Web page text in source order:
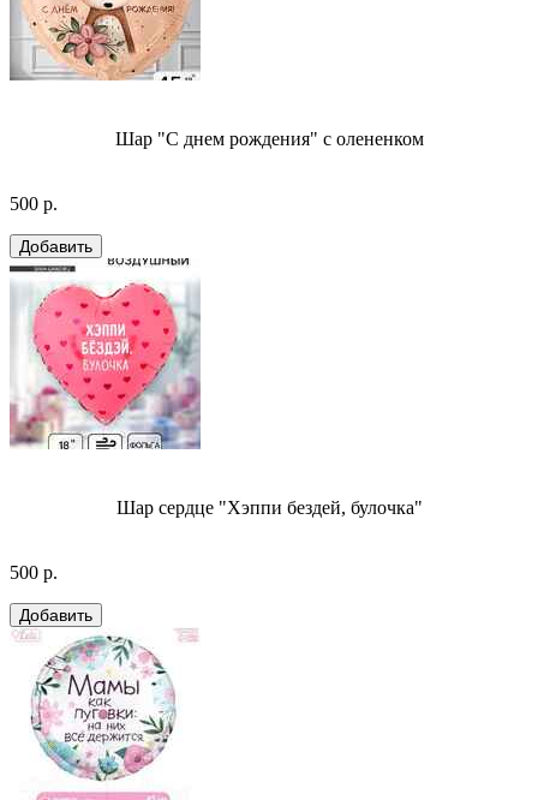
Шар "С днем рождения" с олененком
500 р.
Шар сердце "Хэппи бездей, булочка"
500 р.